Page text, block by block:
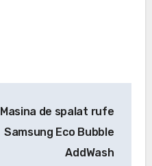
Masina de spalat rufe
Samsung Eco Bubble
AddWash